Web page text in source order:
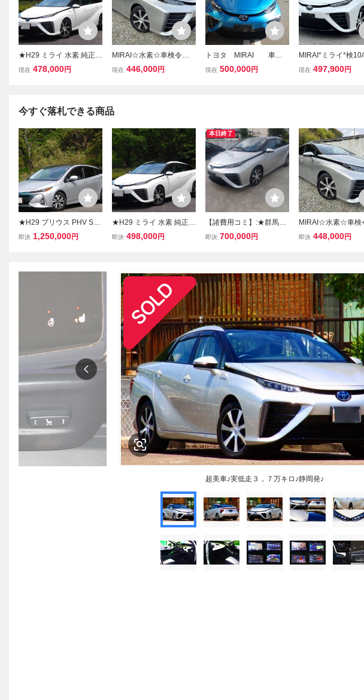
★H29 ミライ 水素 純正ナ
ビ TV バックモニター 全
0/8★
現在 478,000円
MIRAI☆水素☆車検令和1
0年2月☆純正SDナビ☆地
現在 446,000円
トヨタ MIRAI 車検
デイーラーとりたて！
現在 500,000円
MIRAI*ミライ*検
水素*7万km台!*プリ
現在 497,900円
今すぐ落札できる商品
★H29 プリウス PHV Sナ
ビPKG ソーラー充電 セー
即決 1,250,000円
★H29 ミライ 水素 純正ナ
ビ TV バックモニター 全
0/8★
即決 498,000円
本日終了
【諸費用コミ】:★群馬県
★ 平成27年 トヨタ MIRAI
即決 700,000円
MIRAI☆水素☆車検
0年2月☆純正SDナ
即決 448,000円
超美車♪実低走３，７万キロ♪静岡発♪